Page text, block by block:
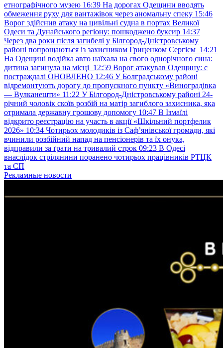
етнографічного музею 16:39 На дорогах Одещини вводять
обмеження руху для вантажівок через аномальну спеку 15:46
Ворог здійснив атаку на цивільні судна в портах Великої
Одеси та Дунайського регіону: пошкоджено буксир 14:37
Через два роки після загибелі у Білгород-Дністровському
районі попрощаються із захисником Гриценком Сергієм 14:21
На Одещині водійка авто наїхала на свого однорічного сина:
дитина загинула на місці 12:59 Ворог атакував Одещину: є
постраждалі ОНОВЛЕНО 12:46 У Болградському районі
відремонтують дорогу до пропускного пункту «Виноградівка
— Вулканешти» 11:22 У Білгород-Дністровському районі 24-
річний чоловік скоїв розбій на матір загиблого захисника, яка
отримала державну грошову допомогу 10:47 В Ізмаїлі
відкрито реєстрацію на участь в акції «Шкільний портфелик
2026» 10:34 Чотирьох молодиків із Саф’янівської громади, які
вчинили розбійний напад на пенсіонерів та їх онука,
відправили за ґрати на тривалий строк 09:23 В Одесі
внаслідок стрілянини поранено чотирьох працівників РТЦК
та СП
Рекламные новости